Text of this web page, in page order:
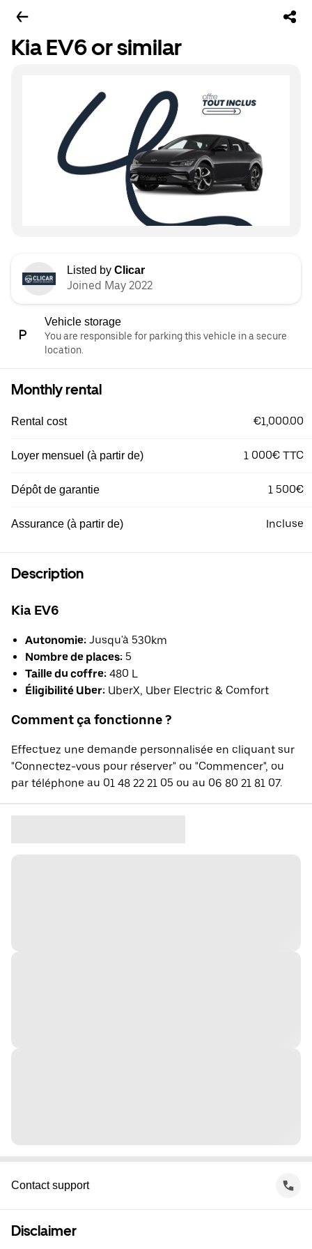
Kia EV6 or similar
Listed by Clicar
Joined May 2022
Vehicle storage
You are responsible for parking this vehicle in a secure
location.
Monthly rental
Rental cost €1,000.00
Loyer mensuel (à partir de) 1 000€ TTC
Dépôt de garantie 1 500€
Assurance (à partir de) Incluse
Description
Kia EV6
Autonomie: Jusqu'à 530km
Nombre de places: 5
Taille du coffre: 480 L
Éligibilité Uber: UberX, Uber Electric & Comfort
Comment ça fonctionne ?
Effectuez une demande personnalisée en cliquant sur
"Connectez-vous pour réserver" ou "Commencer", ou
par téléphone au 01 48 22 21 05 ou au 06 80 21 81 07.
Contact support
Disclaimer